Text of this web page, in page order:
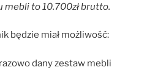
mebli to 10.700zł brutto.
będzie miał możliwość:
dany zestaw mebli